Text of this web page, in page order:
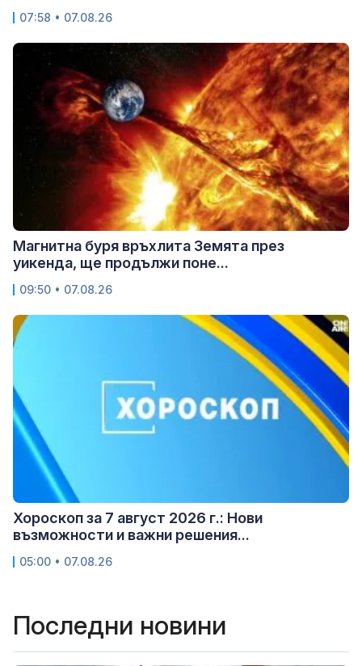
07:58 • 07.08.26
Магнитна буря връхлита Земята през
уикенда, ще продължи поне...
09:50 • 07.08.26
Хороскоп за 7 август 2026 г.: Нови
възможности и важни решения...
05:00 • 07.08.26
Последни новини